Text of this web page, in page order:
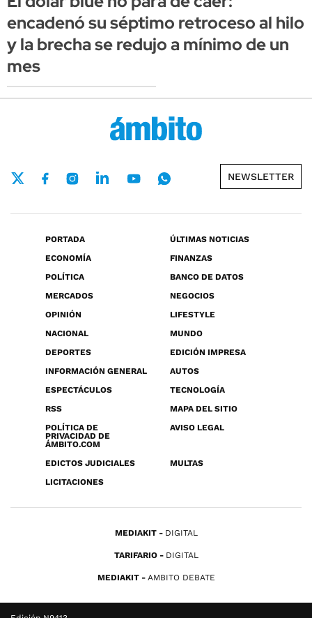
encadenó su séptimo retroceso al hilo
y la brecha se redujo a mínimo de un
mes
NEWSLETTER
PORTADA
ÚLTIMAS NOTICIAS
ECONOMÍA
FINANZAS
POLÍTICA
BANCO DE DATOS
MERCADOS
NEGOCIOS
OPINIÓN
LIFESTYLE
NACIONAL
MUNDO
DEPORTES
EDICIÓN IMPRESA
INFORMACIÓN GENERAL
AUTOS
ESPECTÁCULOS
TECNOLOGÍA
RSS
MAPA DEL SITIO
POLÍTICA DE
PRIVACIDAD DE
ÁMBITO.COM
AVISO LEGAL
EDICTOS JUDICIALES
MULTAS
LICITACIONES
MEDIAKIT DIGITAL
TARIFARIO DIGITAL
MEDIAKIT AMBITO DEBATE